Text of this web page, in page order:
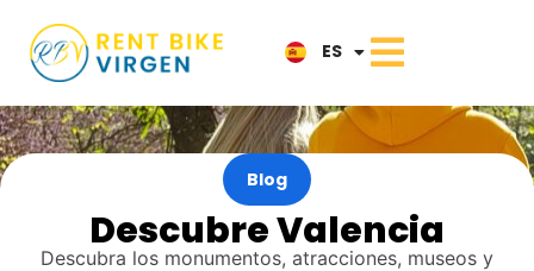
ES
NL
Blog
Descubre Valencia
Descubra los monumentos, atracciones, museos y